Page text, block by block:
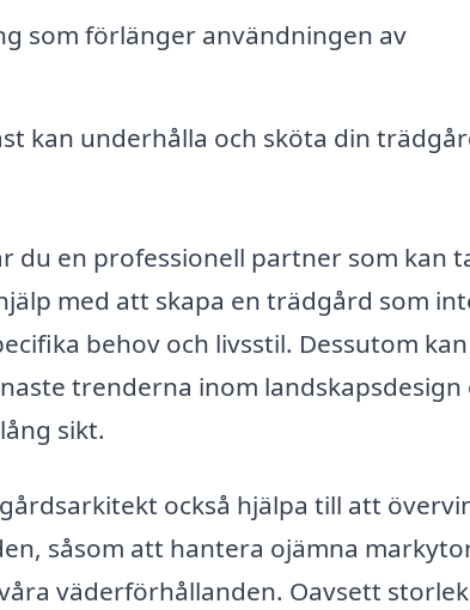
som förlänger användningen av
kan underhålla och sköta din
du en professionell partner som kan
med att skapa en trädgård som
behov och livsstil. Dessutom
trenderna inom landskapsdesign
sikt.
också hjälpa till att
såsom att hantera ojämna
väderförhållanden. Oavsett